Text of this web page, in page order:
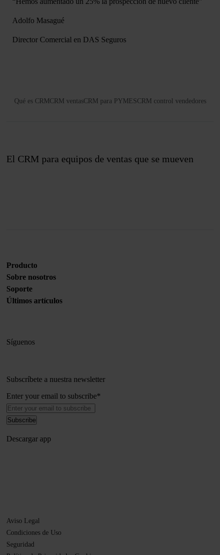
Adolfo Masagué
Director Comercial en DAS Seguros
Qué es CRM CRM ventasCRM para PYMESCRM control vendedores
El CRM para equipos de ventas que se mueven
Producto
Sobre nosotros
Soporte
Últimos artículos
Síguenos
Subscríbete a nuestra newsletter
Enter your email to subscribe*
Descargar app
Aviso Legal
Condiciones de Uso
Seguridad